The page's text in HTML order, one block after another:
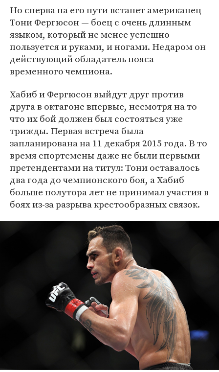
Но сперва на его пути встанет американец
Тони Фергюсон — боец с очень длинным
языком, который не менее успешно
пользуется и руками, и ногами. Недаром он
действующий обладатель пояса
временного чемпиона.
Хабиб и Фергюсон выйдут друг против
друга в октагоне впервые, несмотря на то
что их бой должен был состояться уже
трижды. Первая встреча была
запланирована на 11 декабря 2015 года. В то
время спортсмены даже не были первыми
претендентами на титул: Тони оставалось
два года до чемпионского боя, а Хабиб
больше полутора лет не принимал участия в
боях из-за разрыва крестообразных связок.